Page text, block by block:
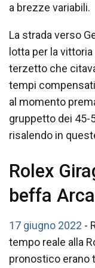
a brezze variabili.
La strada verso
lotta per la
terzetto che
tempi
al momento
gruppetto dei 45-
risalendo in
Rolex
beffa
17 giugno 2022 -
tempo reale alla
pronostico erano